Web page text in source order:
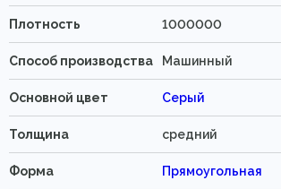
Плотность 1000000
Способ производства Машинный
Основной цвет Серый
Толщина средний
Форма Прямоугольная